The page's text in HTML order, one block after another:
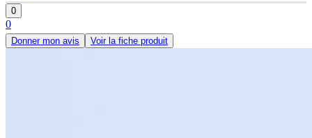
0
0
Donner mon avis Voir la fiche produit